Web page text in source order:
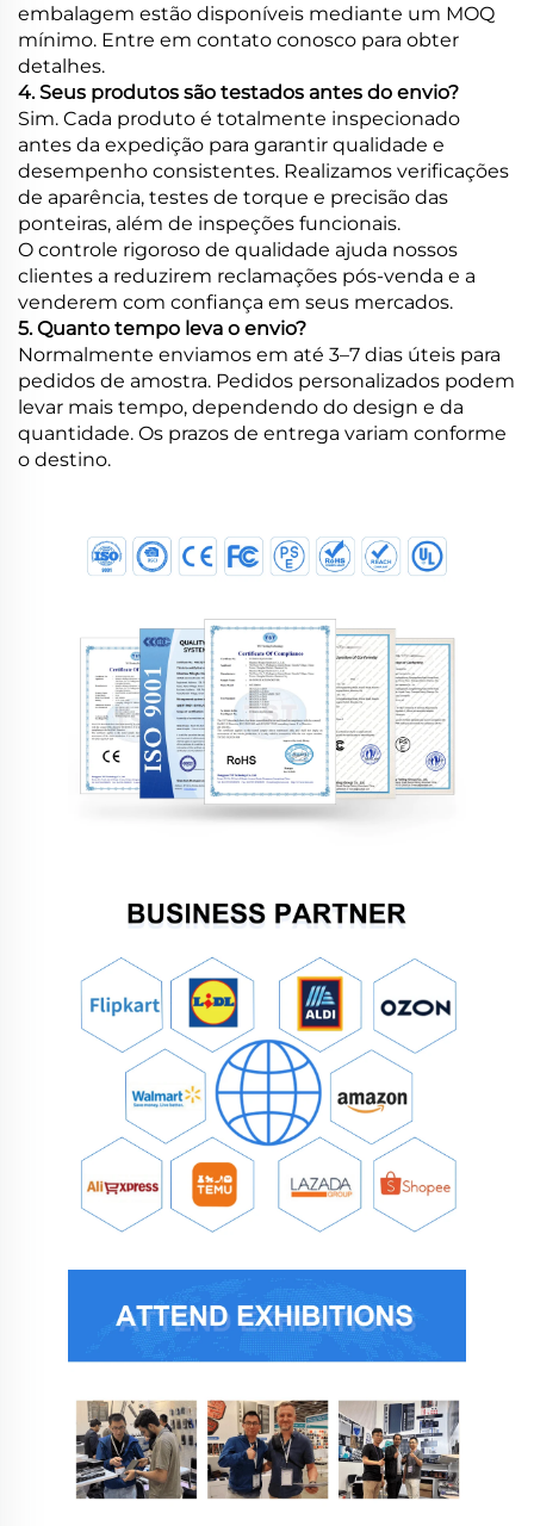
embalagem estão disponíveis mediante um MOQ
mínimo. Entre em contato conosco para obter
detalhes.
4. Seus produtos são testados antes do envio?
Sim. Cada produto é totalmente inspecionado
antes da expedição para garantir qualidade e
desempenho consistentes. Realizamos verificações
de aparência, testes de torque e precisão das
ponteiras, além de inspeções funcionais.
O controle rigoroso de qualidade ajuda nossos
clientes a reduzirem reclamações pós-venda e a
venderem com confiança em seus mercados.
5. Quanto tempo leva o envio?
Normalmente enviamos em até 3–7 dias úteis para
pedidos de amostra. Pedidos personalizados podem
levar mais tempo, dependendo do design e da
quantidade. Os prazos de entrega variam conforme
o destino.